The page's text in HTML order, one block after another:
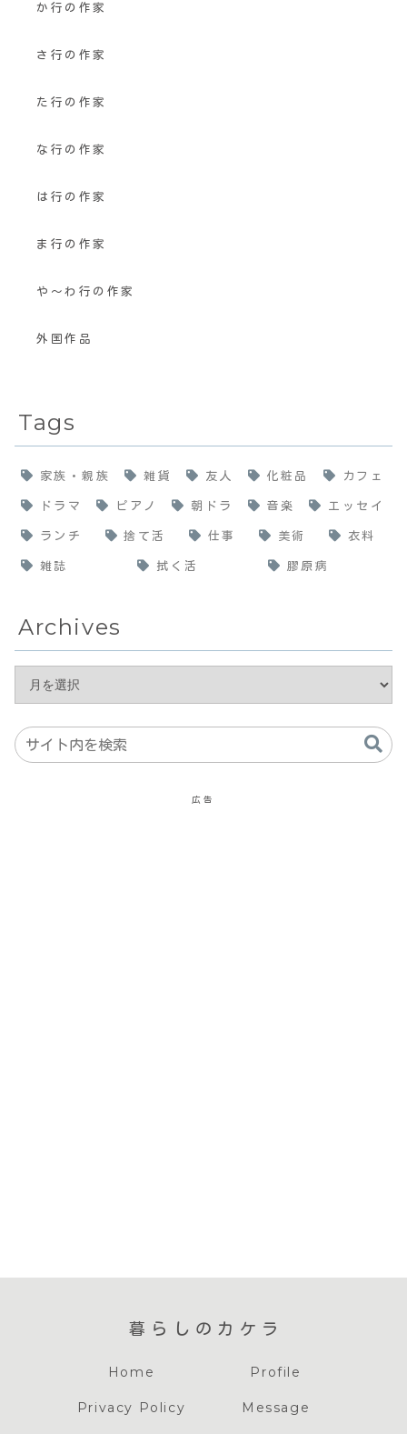
か行の作家
さ行の作家
た行の作家
な行の作家
は行の作家
ま行の作家
や〜わ行の作家
外国作品
Tags
家族・親族 雑貨 友人 化粧品 カフェ
ドラマ ピアノ 朝ドラ 音楽 エッセイ
ランチ 捨て活 仕事 美術 衣料
雑誌 拭く活 膠原病
Archives
広告
暮らしのカケラ
Home Profile
Privacy Policy Message